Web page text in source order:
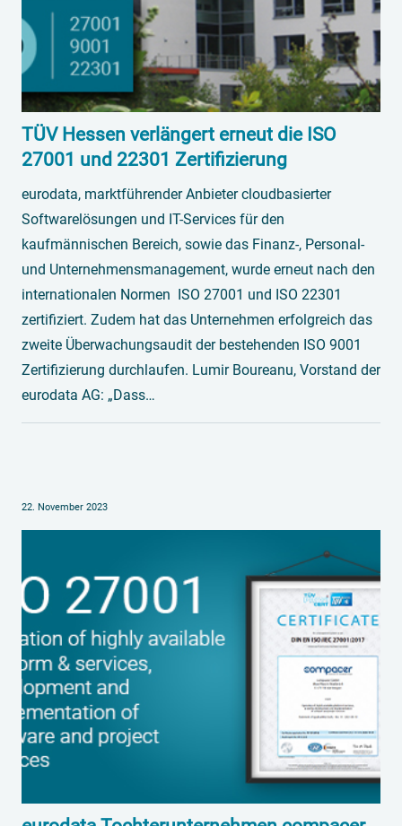
TÜV Hessen verlängert erneut die ISO
27001 und 22301 Zertifizierung
eurodata, marktführender Anbieter cloudbasierter
Softwarelösungen und IT-Services für den
kaufmännischen Bereich, sowie das Finanz-, Personal-
und Unternehmensmanagement, wurde erneut nach den
internationalen Normen ISO 27001 und ISO 22301
zertifiziert. Zudem hat das Unternehmen erfolgreich das
zweite Überwachungsaudit der bestehenden ISO 9001
Zertifizierung durchlaufen. Lumir Boureanu, Vorstand der
eurodata AG: „Dass…
22. November 2023